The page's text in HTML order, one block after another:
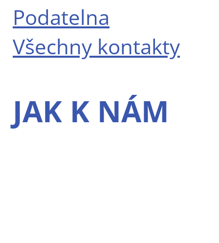
Podatelna
Všechny kontakty
JAK K NÁM